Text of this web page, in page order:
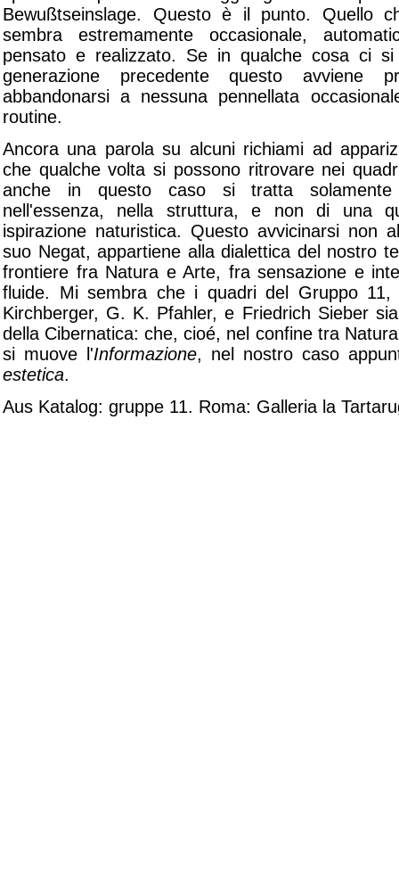
Bewußtseinslage. Questo è il punto. Quello
sembra estremamente occasionale,
pensato e realizzato. Se in qualche cosa ci si
generazione precedente questo avviene
abbandonarsi a nessuna pennellata
routine.
Ancora una parola su alcuni richiami ad
che qualche volta si possono ritrovare nei
anche in questo caso si tratta solamente
nell'essenza, nella struttura, e non di una
ispirazione naturistica. Questo avvicinarsi non
suo Negat, appartiene alla dialettica del nostro
frontiere fra Natura e Arte, fra sensazione e
fluide. Mi sembra che i quadri del Gruppo 11,
Kirchberger, G. K. Pfahler, e Friedrich Sieber
della Cibernatica: che, cioé, nel confine tra
si muove l'Informazione, nel nostro caso
estetica.
Aus Katalog: gruppe 11. Roma: Galleria la